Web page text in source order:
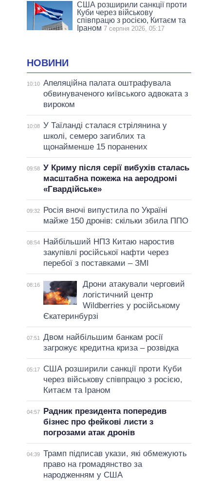
США розширили санкції проти
Куби через військову
співпрацю з росією, Китаєм та
Іраном 7 серпня 2026, 05:17
НОВИНИ
10:10 Апеляційна палата оштрафувала
обвинуваченого київського адвоката з
вироком
10:08 У Таїланді сталася стрілянина у
школі, семеро загиблих та
щонайменше 15 поранених
09:58 У Криму після серії вибухів сталась
масштабна пожежа на аеродромі
«Гвардійське»
09:32
Росія вночі випустила по Україні
майже 150 дронів: скільки збила ППО
08:54
Найбільший НПЗ Китаю наростив
закупівлі російської нафти через
перебої з поставками – ЗМІ
08:16
Дрони атакували черговий
логістичний центр
Wildberries у російському
Єкатеринбурзі
07:51
Двом найбільшим банкам росії
загрожує кредитна криза – розвідка
05:17
США розширили санкції проти Куби
через військову співпрацю з росією,
Китаєм та Іраном
04:57
Радник президента попередив
бізнес про фейкові листи з
погрозами атак дронів
04:39 Трамп підписав укази, які обмежують
право на громадянство за
народженням у США